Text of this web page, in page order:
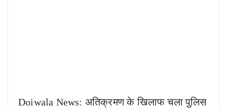
Doiwala News: अतिक्रमण के खिलाफ चला पुलिस